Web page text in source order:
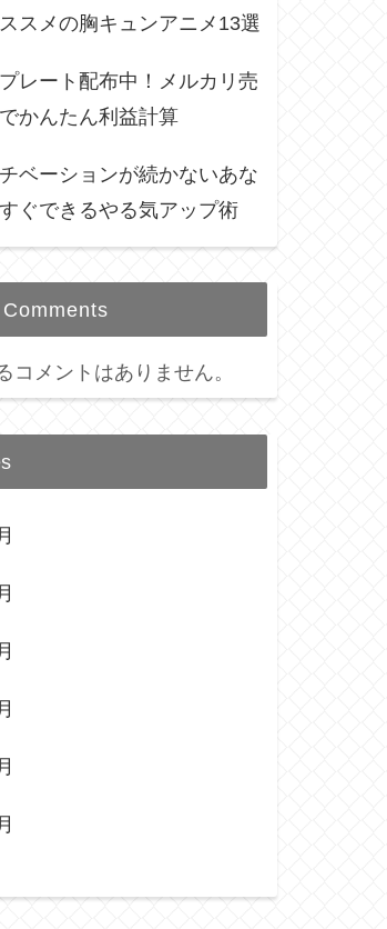
スメの胸キュンアニメ13選
レート配布中！メルカリ売
でかんたん利益計算
ベーションが続かないあな
ぐできるやる気アップ術
コメントはありません。